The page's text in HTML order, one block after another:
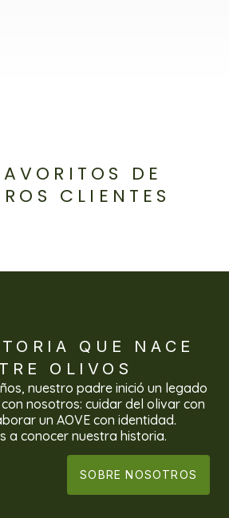
DE
CLIENTES
QUE NACE
OLIVOS
nuestro padre inició un legado
nosotros: cuidar del olivar con
un AOVE con identidad.
a conocer nuestra historia.
SOBRE NOSOTROS